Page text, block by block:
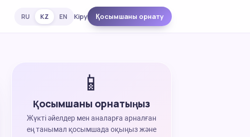
RU KZ EN Кіру Қосымшаны орнату
📱
Қосымшаны орнатыңыз
Жүкті әйелдер мен аналарға арналған
ең танымал қосымшада оқыңыз және